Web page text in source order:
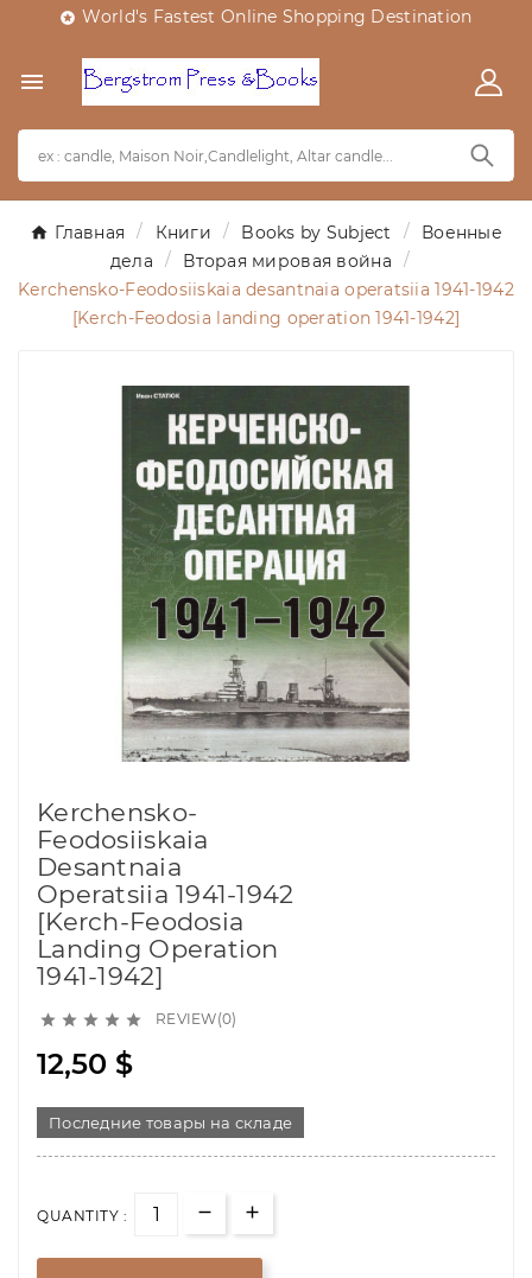
 World's Fastest Online Shopping Destination

Главная Книги Books by Subject
Военные
дела
Вторая мировая война
Kerchensko-Feodosiiskaia desantnaia operatsiia 1941-1942
[Kerch-Feodosia landing operation 1941-1942]
Kerchensko-
Feodosiiskaia
Desantnaia
Operatsiia 1941-1942
[Kerch-Feodosia
Landing Operation
1941-1942]
     REVIEW(0)
12,50 $
Последние товары на складе
QUANTITY :